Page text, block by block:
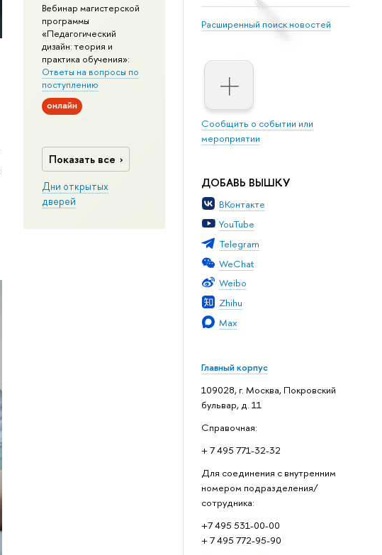
Расширенный поиск новостей
Сообщить о событии или
мероприятии
ДОБАВЬ ВЫШКУ
ВКонтакте
YouTube
Telegram
WeChat
Weibo
Zhihu
Max
Главный корпус
109028, г. Москва, Покровский
бульвар, д. 11
Справочная:
+ 7 495 771-32-32
Для соединения с внутренним
номером подразделения/
сотрудника:
+7 495 531-00-00
+ 7 495 772-95-90
Вебинар магистерской
программы
«Педагогический
дизайн: теория и
практика обучения»:
Ответы на вопросы по
поступлению
онлайн
Показать все
Дни открытых
дверей